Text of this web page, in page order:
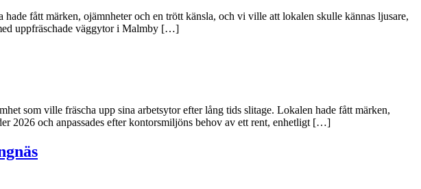
fått märken, ojämnheter och en trött känsla, och vi ville att lokalen skulle kännas ljusare,
uppfräschade väggytor i Malmby […]
som ville fräscha upp sina arbetsytor efter lång tids slitage. Lokalen hade fått märken,
2026 och anpassades efter kontorsmiljöns behov av ett rent, enhetligt […]